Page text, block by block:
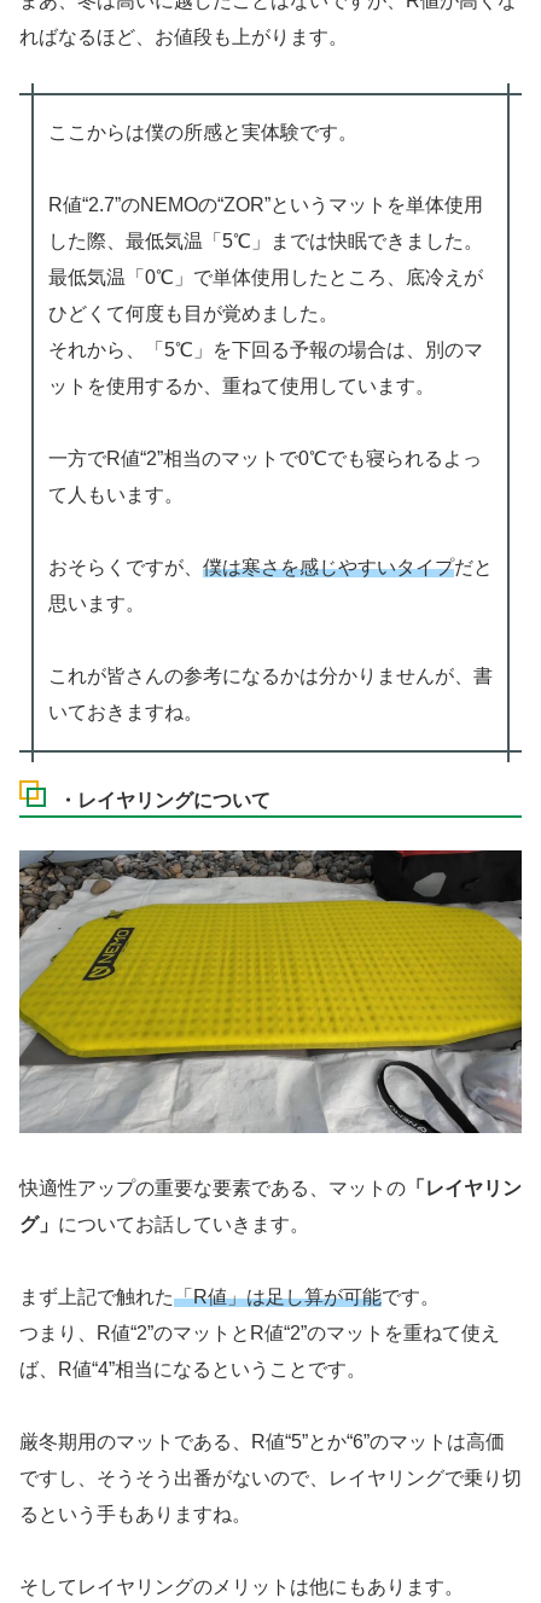
ればなるほど、お値段も上がります。
ここからは僕の所感と実体験です。
R値“2.7”のNEMOの“ZOR”というマットを単体使用
した際、最低気温「5℃」までは快眠できました。
最低気温「0℃」で単体使用したところ、底冷えが
ひどくて何度も目が覚めました。
それから、「5℃」を下回る予報の場合は、別のマ
ットを使用するか、重ねて使用しています。
一方でR値“2”相当のマットで0℃でも寝られるよっ
て人もいます。
おそらくですが、 僕は寒さを感じやすいタイプだと
思います。
これが皆さんの参考になるかは分かりませんが、書
いておきますね。
・レイヤリングについて
快適性アップの重要な要素である、マットの 「レイヤリン
グ」 についてお話していきます。
まず上記で触れた「R値」は足し算が可能です。
つまり、R値“2”のマットとR値“2”のマットを重ねて使え
ば、R値“4”相当になるということです。
厳冬期用のマットである、R値“5”とか“6”のマットは高価
ですし、そうそう出番がないので、レイヤリングで乗り切
るという手もありますね。
そしてレイヤリングのメリットは他にもあります。